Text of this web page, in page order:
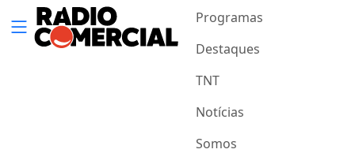
Programas
Destaques
TNT
Notícias
Somos